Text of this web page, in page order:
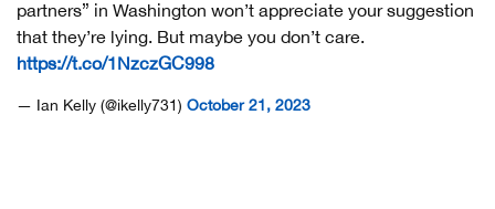
partners” in Washington won’t appreciate your suggestion
that they’re lying. But maybe you don’t care.
https://t.co/1NzczGC998
— Ian Kelly (@ikelly731) October 21, 2023